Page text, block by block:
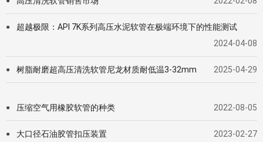
●
超越极限：API 7K系列高压水泥软管在极端环境下的性能测试
2024-04-08
● 树脂耐磨超高压清洗软管尼龙材质耐低温3-32mm 2025-04-29
● 压缩空气用橡胶软管的种类 2022-08-05
● 大口径石油胶管扣压装置 2023-02-27